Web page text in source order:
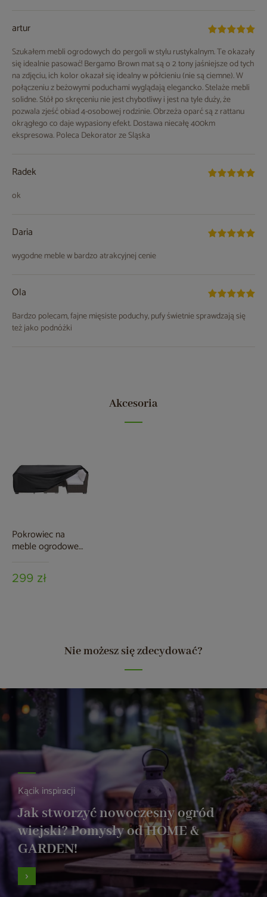
artur
Szukałem mebli ogrodowych do pergoli w stylu rustykalnym. Te okazały
się idealnie pasować! Bergamo Brown mat są o 2 tony jaśniejsze od tych
na zdjęciu, ich kolor okazał się idealny w półcieniu (nie są ciemne). W
połączeniu z beżowymi poduchami wyglądają elegancko. Stelaże mebli
solidne. Stół po skręceniu nie jest chybotliwy i jest na tyle duży, że
pozwala zjeść obiad 4-osobowej rodzinie. Obrzeża oparć są z rattanu
okrągłego co daje wypasiony efekt. Dostawa niecałę 400km
ekspresowa. Poleca Dekorator ze Sląska
Radek
ok
Daria
wygodne meble w bardzo atrakcyjnej cenie
Ola
Bardzo polecam, fajne mięsiste poduchy, pufy świetnie sprawdzają się
też jako podnóżki
Akcesoria
Pokrowiec na
meble ogrodowe
czarny
299 zł
Nie możesz się zdecydować?
Kącik inspiracji
Jak stworzyć nowoczesny ogród
wiejski? Pomysły od HOME &
GARDEN!